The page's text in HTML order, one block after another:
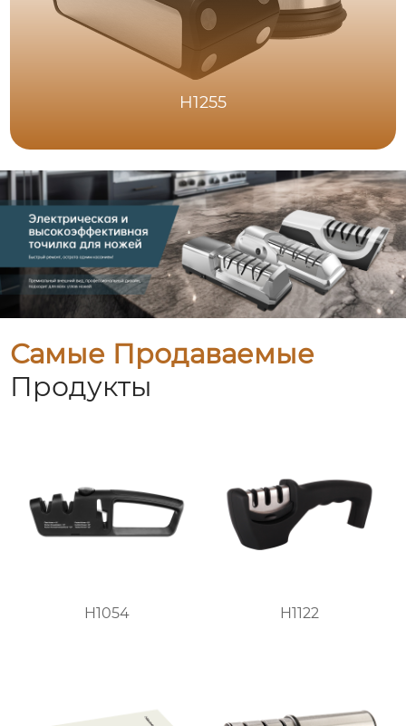
H1255
Самые Продаваемые
Продукты
H1054 H1122